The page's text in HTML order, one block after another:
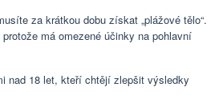
za krátkou dobu získat „plážové tělo“.
má omezené účinky na pohlavní
nad 18 let, kteří chtějí zlepšit výsledky